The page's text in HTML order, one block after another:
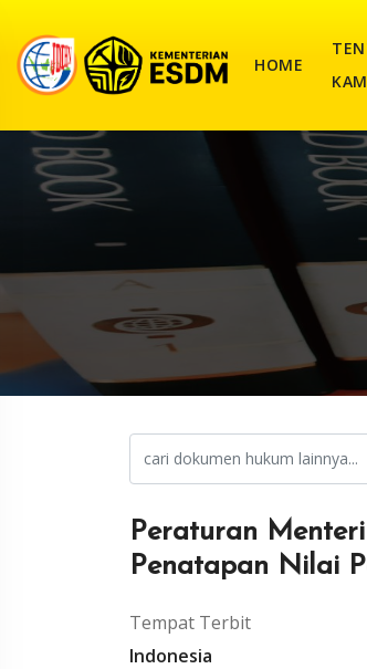
HOME
Peraturan
Penatapan Nilai
Tempat Terbit
Indonesia